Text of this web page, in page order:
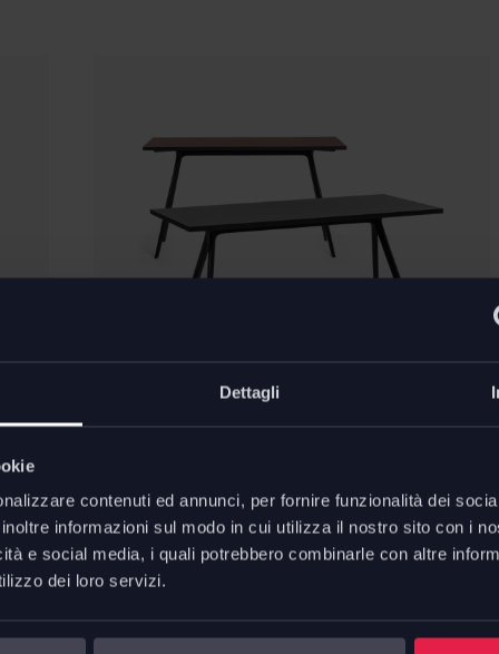
Dettagli
contenuti ed annunci, per fornire funzionalità dei
informazioni sul modo in cui utilizza il nostro sito con i
e social media, i quali potrebbero combinarle con altre
dei loro servizi.
Novità
Magis
Baguette tavolo
da€1.202,75